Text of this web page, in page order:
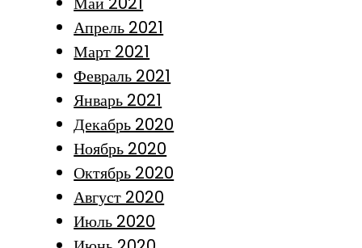
Апрель 2021
Март 2021
Февраль 2021
Январь 2021
Декабрь 2020
Ноябрь 2020
Октябрь 2020
Август 2020
Июль 2020